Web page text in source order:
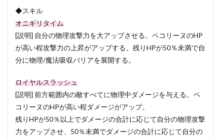
◆スキル
オニギリタイム
[説明] 自分の物理攻撃力を大アップさせる。ペコリーヌのHP
が高い程攻撃力の上昇がアップする。残りHPが50％未満で自
分に物理/魔法吸収バリアを展開する。
ロイヤルスラッシュ
[説明] 前方範囲内の敵すべてに物理中ダメージを与える。ペ
コリーヌのHPが高い程ダメージがアップ。
残りHPが50％以上でダメージの合計に応じて自分の物理攻撃
力をアップさせ、50％未満でダメージの合計に応じて自分の